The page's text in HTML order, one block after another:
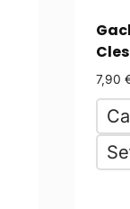
7,90